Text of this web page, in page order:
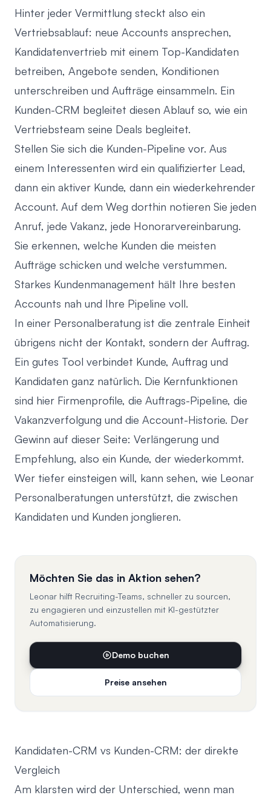
Hinter jeder Vermittlung steckt also ein
Vertriebsablauf: neue Accounts ansprechen,
Kandidatenvertrieb mit einem Top-Kandidaten
betreiben, Angebote senden, Konditionen
unterschreiben und Aufträge einsammeln. Ein
Kunden-CRM begleitet diesen Ablauf so, wie ein
Vertriebsteam seine Deals begleitet.
Stellen Sie sich die Kunden-Pipeline vor. Aus
einem Interessenten wird ein qualifizierter Lead,
dann ein aktiver Kunde, dann ein wiederkehrender
Account. Auf dem Weg dorthin notieren Sie jeden
Anruf, jede Vakanz, jede Honorarvereinbarung.
Sie erkennen, welche Kunden die meisten
Aufträge schicken und welche verstummen.
Starkes Kundenmanagement hält Ihre besten
Accounts nah und Ihre Pipeline voll.
In einer Personalberatung ist die zentrale Einheit
übrigens nicht der Kontakt, sondern der Auftrag.
Ein gutes Tool verbindet Kunde, Auftrag und
Kandidaten ganz natürlich. Die Kernfunktionen
sind hier Firmenprofile, die Auftrags-Pipeline, die
Vakanzverfolgung und die Account-Historie. Der
Gewinn auf dieser Seite: Verlängerung und
Empfehlung, also ein Kunde, der wiederkommt.
Wer tiefer einsteigen will, kann sehen, wie Leonar
Personalberatungen unterstützt, die zwischen
Kandidaten und Kunden jonglieren.
Möchten Sie das in Aktion sehen?
Leonar hilft Recruiting-Teams, schneller zu sourcen,
zu engagieren und einzustellen mit KI-gestützter
Automatisierung.
Demo buchen
Preise ansehen
Kandidaten-CRM vs Kunden-CRM: der direkte
Vergleich
Am klarsten wird der Unterschied, wenn man